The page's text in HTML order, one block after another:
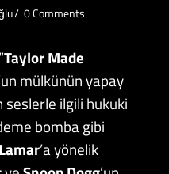
0 Comments
“Taylor Made
mülkünün yapay
seslerle ilgili hukuki
bomba gibi
’a yönelik